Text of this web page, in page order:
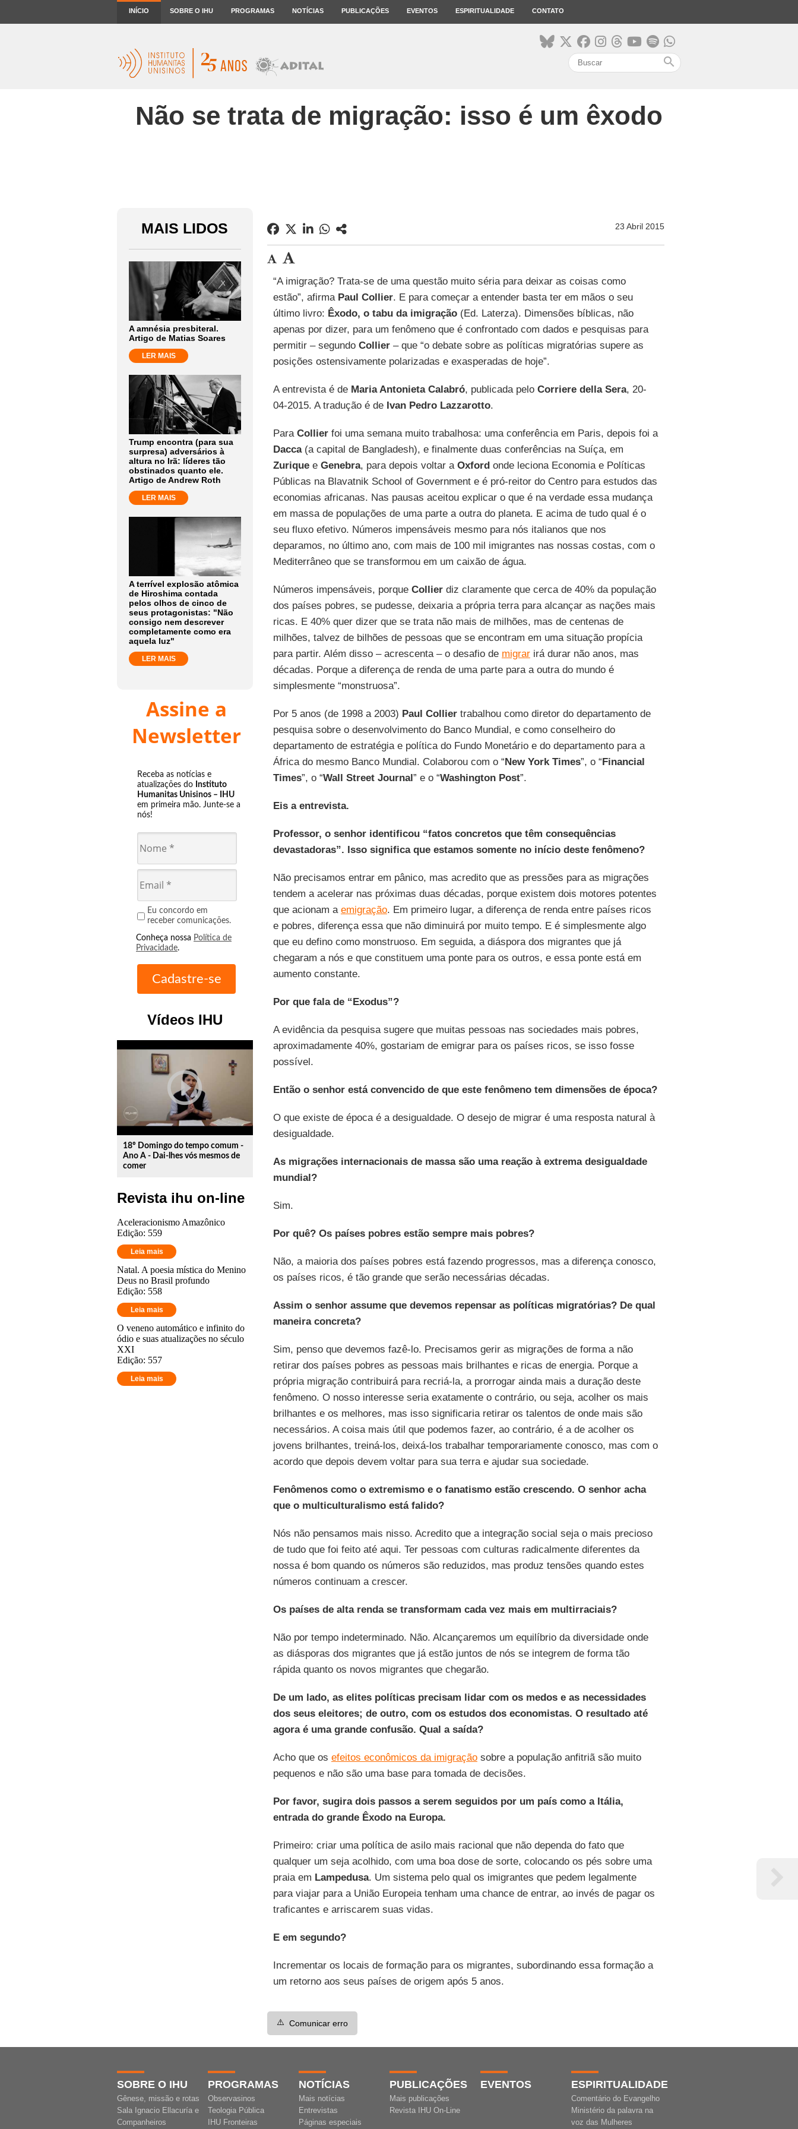
INÍCIO SOBRE O IHU PROGRAMAS NOTÍCIAS PUBLICAÇÕES EVENTOS ESPIRITUALIDADE CONTATO
search
Não se trata de migração: isso é um êxodo
MAIS LIDOS
A amnésia presbiteral.
Artigo de Matias Soares
LER MAIS
Trump encontra (para sua
surpresa) adversários à
altura no Irã: líderes tão
obstinados quanto ele.
Artigo de Andrew Roth
LER MAIS
A terrível explosão atômica
de Hiroshima contada
pelos olhos de cinco de
seus protagonistas: "Não
consigo nem descrever
completamente como era
aquela luz"
LER MAIS
Assine a
Newsletter
Receba as notícias e
atualizações do Instituto
Humanitas Unisinos – IHU
em primeira mão. Junte-se a
nós!
Eu concordo em
receber comunicações.
Conheça nossa Política de
Privacidade.
Vídeos IHU
play_circle_outline
18º Domingo do tempo comum -
Ano A - Dai-lhes vós mesmos de
comer
Revista ihu on-line
Aceleracionismo Amazônico
Edição: 559
Leia mais
Natal. A poesia mística do Menino
Deus no Brasil profundo
Edição: 558
Leia mais
O veneno automático e infinito do
ódio e suas atualizações no século
XXI
Edição: 557
Leia mais
23 Abril 2015
“A imigração? Trata-se de uma questão muito séria para deixar as coisas como
estão”, afirma Paul Collier. E para começar a entender basta ter em mãos o seu
último livro: Êxodo, o tabu da imigração(Ed. Laterza). Dimensões bíblicas, não
apenas por dizer, para um fenômeno que é confrontado com dados e pesquisas para
permitir – segundo Collier– que “o debate sobre as políticas migratórias supere as
posições ostensivamente polarizadas e exasperadas de hoje”.
A entrevista é de Maria Antonieta Calabró, publicada pelo Corriere della Sera, 20-
04-2015. A tradução é de Ivan Pedro Lazzarotto.
Para Collierfoi uma semana muito trabalhosa: uma conferência em Paris, depois foi a
Dacca(a capital de Bangladesh), e finalmente duas conferências na Suíça, em
Zuriquee Genebra, para depois voltar a Oxfordonde leciona Economia e Políticas
Públicas na Blavatnik School of Government e é pró-reitor do Centro para estudos das
economias africanas. Nas pausas aceitou explicar o que é na verdade essa mudança
em massa de populações de uma parte a outra do planeta. E acima de tudo qual é o
seu fluxo efetivo. Números impensáveis mesmo para nós italianos que nos
deparamos, no último ano, com mais de 100 mil imigrantes nas nossas costas, com o
Mediterrâneo que se transformou em um caixão de água.
Números impensáveis, porque Collierdiz claramente que cerca de 40% da população
dos países pobres, se pudesse, deixaria a própria terra para alcançar as nações mais
ricas. E 40% quer dizer que se trata não mais de milhões, mas de centenas de
milhões, talvez de bilhões de pessoas que se encontram em uma situação propícia
para partir. Além disso – acrescenta – o desafio de migrarirá durar não anos, mas
décadas. Porque a diferença de renda de uma parte para a outra do mundo é
simplesmente “monstruosa”.
Por 5 anos (de 1998 a 2003) Paul Colliertrabalhou como diretor do departamento de
pesquisa sobre o desenvolvimento do Banco Mundial, e como conselheiro do
departamento de estratégia e política do Fundo Monetário e do departamento para a
África do mesmo Banco Mundial. Colaborou com o “New York Times”, o “Financial
Times”, o “Wall Street Journal” e o “Washington Post”.
Eis a entrevista.
Professor, o senhor identificou “fatos concretos que têm consequências
devastadoras”. Isso significa que estamos somente no início deste fenômeno?
Não precisamos entrar em pânico, mas acredito que as pressões para as migrações
tendem a acelerar nas próximas duas décadas, porque existem dois motores potentes
que acionam a emigração. Em primeiro lugar, a diferença de renda entre países ricos
e pobres, diferença essa que não diminuirá por muito tempo. E é simplesmente algo
que eu defino como monstruoso. Em seguida, a diáspora dos migrantes que já
chegaram a nós e que constituem uma ponte para os outros, e essa ponte está em
aumento constante.
Por que fala de “Exodus”?
A evidência da pesquisa sugere que muitas pessoas nas sociedades mais pobres,
aproximadamente 40%, gostariam de emigrar para os países ricos, se isso fosse
possível.
Então o senhor está convencido de que este fenômeno tem dimensões de época?
O que existe de época é a desigualdade. O desejo de migrar é uma resposta natural à
desigualdade.
As migrações internacionais de massa são uma reação à extrema desigualdade
mundial?
Sim.
Por quê? Os países pobres estão sempre mais pobres?
Não, a maioria dos países pobres está fazendo progressos, mas a diferença conosco,
os países ricos, é tão grande que serão necessárias décadas.
Assim o senhor assume que devemos repensar as políticas migratórias? De qual
maneira concreta?
Sim, penso que devemos fazê-lo. Precisamos gerir as migrações de forma a não
retirar dos países pobres as pessoas mais brilhantes e ricas de energia. Porque a
própria migração contribuirá para recriá-la, a prorrogar ainda mais a duração deste
fenômeno. O nosso interesse seria exatamente o contrário, ou seja, acolher os mais
brilhantes e os melhores, mas isso significaria retirar os talentos de onde mais são
necessários. A coisa mais útil que podemos fazer, ao contrário, é a de acolher os
jovens brilhantes, treiná-los, deixá-los trabalhar temporariamente conosco, mas com o
acordo que depois devem voltar para sua terra e ajudar sua sociedade.
Fenômenos como o extremismo e o fanatismo estão crescendo. O senhor acha
que o multiculturalismo está falido?
Nós não pensamos mais nisso. Acredito que a integração social seja o mais precioso
de tudo que foi feito até aqui. Ter pessoas com culturas radicalmente diferentes da
nossa é bom quando os números são reduzidos, mas produz tensões quando estes
números continuam a crescer.
Os países de alta renda se transformam cada vez mais em multirraciais?
Não por tempo indeterminado. Não. Alcançaremos um equilíbrio da diversidade onde
as diásporas dos migrantes que já estão juntos de nós se integrem de forma tão
rápida quanto os novos migrantes que chegarão.
De um lado, as elites políticas precisam lidar com os medos e as necessidades
dos seus eleitores; de outro, com os estudos dos economistas. O resultado até
agora é uma grande confusão. Qual a saída?
Acho que os efeitos econômicos da imigraçãosobre a população anfitriã são muito
pequenos e não são uma base para tomada de decisões.
Por favor, sugira dois passos a serem seguidos por um país como a Itália,
entrada do grande Êxodo na Europa.
Primeiro: criar uma política de asilo mais racional que não dependa do fato que
qualquer um seja acolhido, com uma boa dose de sorte, colocando os pés sobre uma
praia em Lampedusa. Um sistema pelo qual os imigrantes que pedem legalmente
para viajar para a União Europeia tenham uma chance de entrar, ao invés de pagar os
traficantes e arriscarem suas vidas.
E em segundo?
Incrementar os locais de formação para os migrantes, subordinando essa formação a
um retorno aos seus países de origem após 5 anos.
⚠️ Comunicar erro
SOBRE O IHU
Gênese, missão e rotas
Sala Ignacio Ellacuría e
Companheiros
PROGRAMAS
Observasinos
Teologia Pública
IHU Fronteiras
NOTÍCIAS
Mais notícias
Entrevistas
Páginas especiais
PUBLICAÇÕES
Mais publicações
Revista IHU On-Line
EVENTOS ESPIRITUALIDADE
Comentário do Evangelho
Ministério da palavra na
voz das Mulheres